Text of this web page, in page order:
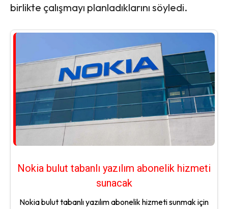
birlikte çalışmayı planladıklarını söyledi.
Nokia bulut tabanlı yazılım abonelik hizmeti
sunacak
Nokia bulut tabanlı yazılım abonelik hizmeti sunmak için